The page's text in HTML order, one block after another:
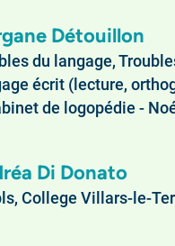
Détouillon
du langage,
écrit (lecture,
de logopédie -
Di Donato
College Villars-le-